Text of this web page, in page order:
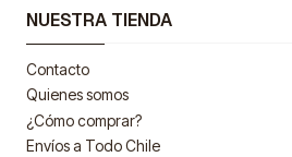
NUESTRA TIENDA
Contacto
Quienes somos
¿Cómo comprar?
Envíos a Todo Chile